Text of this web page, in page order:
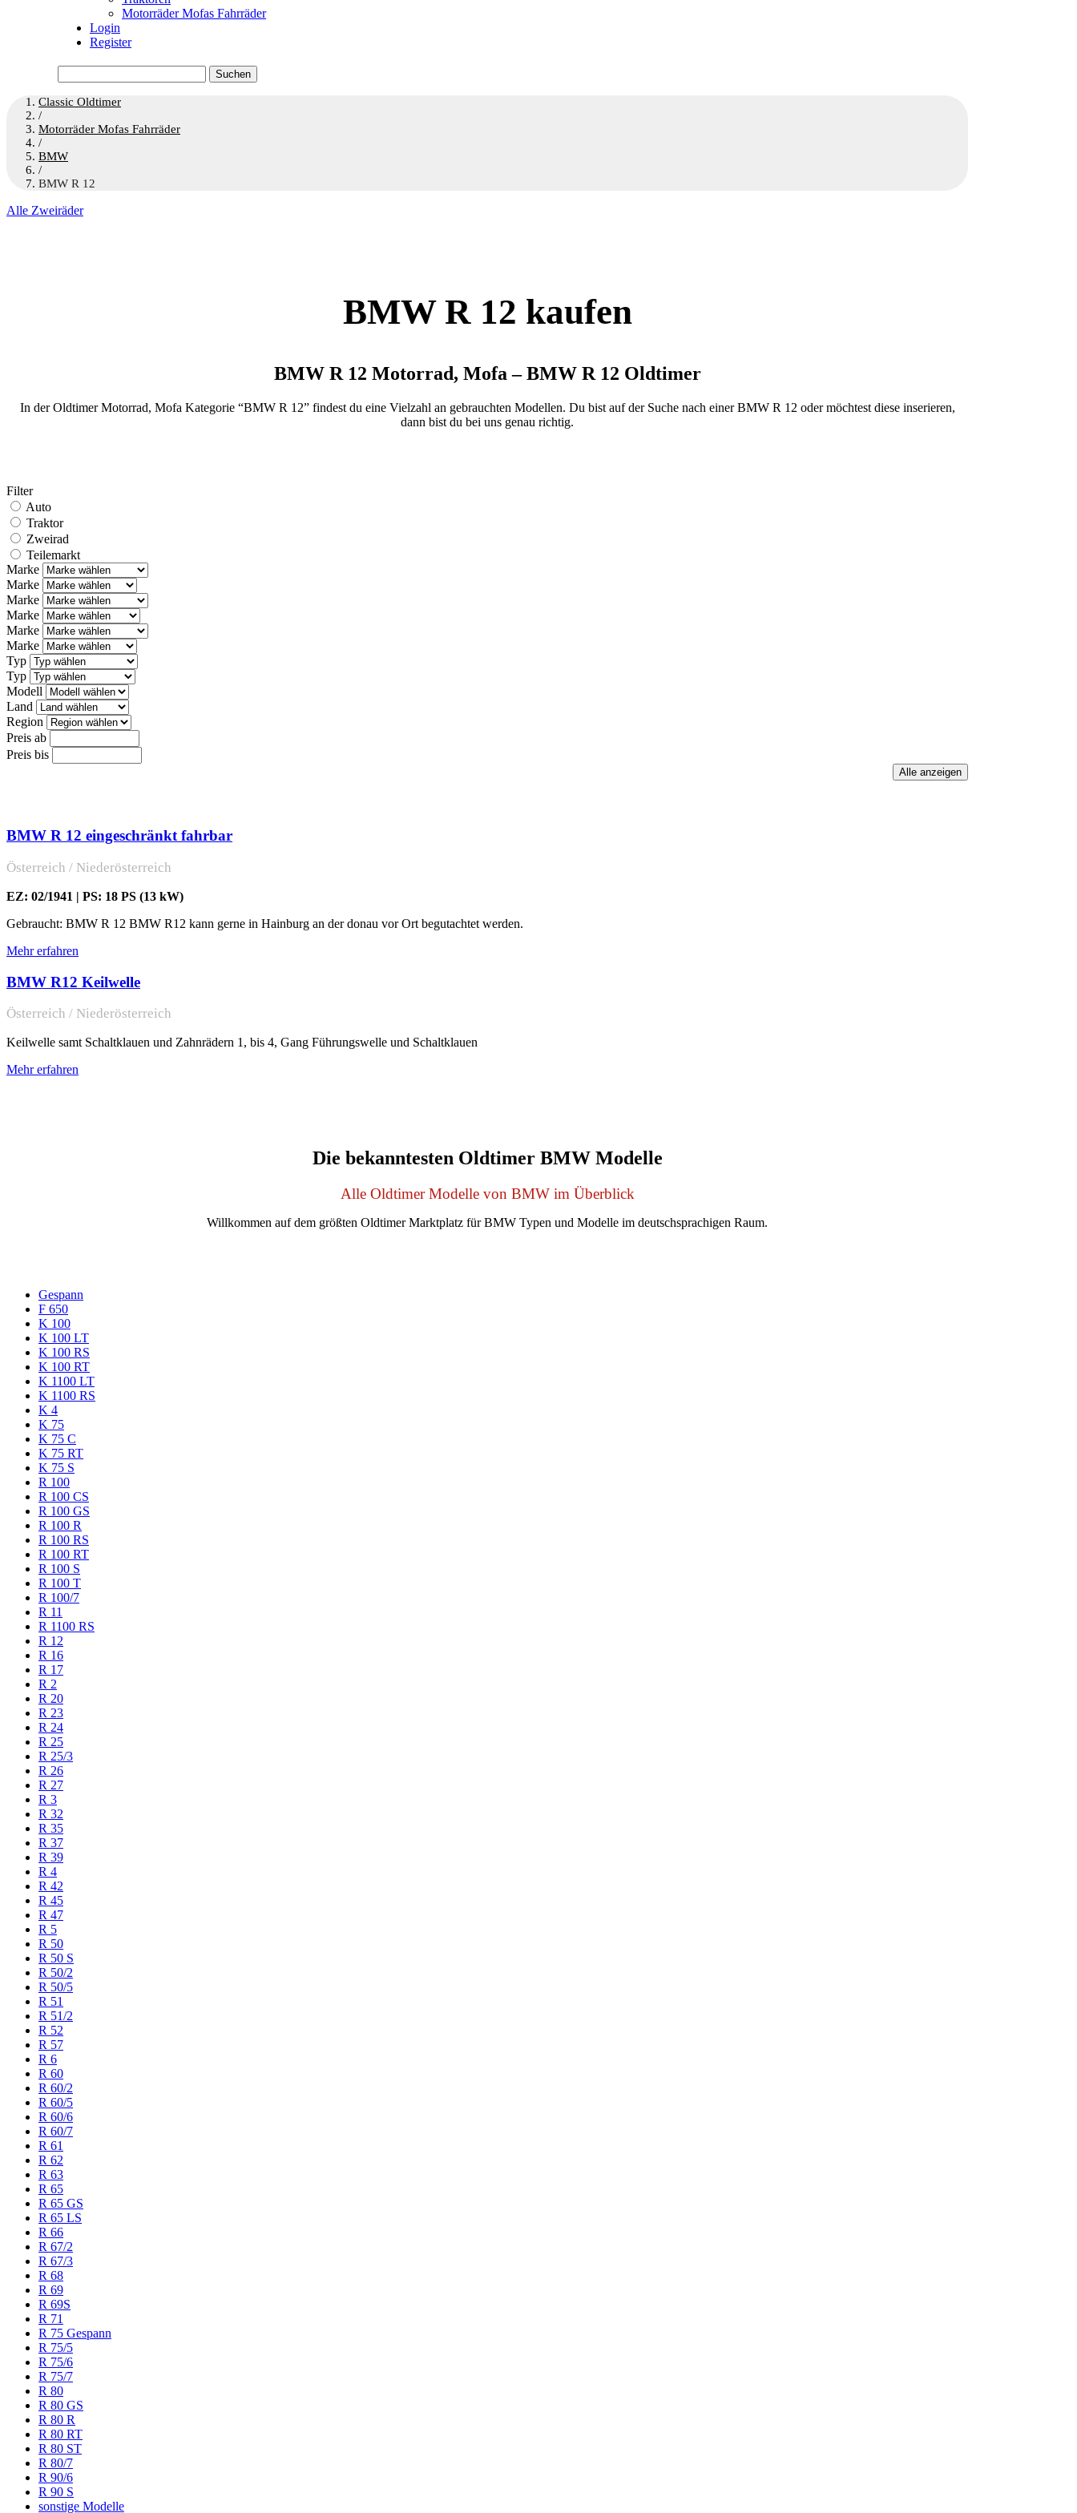
Motorräder Mofas Fahrräder
Login
Register
nach:
Classic Oldtimer
/
Motorräder Mofas Fahrräder
/
BMW
/
BMW R 12
Alle Zweiräder
BMW R 12 kaufen
BMW R 12 Motorrad, Mofa – BMW R 12 Oldtimer
In der Oldtimer Motorrad, Mofa Kategorie “BMW R 12” findest du eine Vielzahl an gebrauchten Modellen. Du bist auf der Suche nach einer BMW R 12 oder möchtest diese inserieren,
dann bist du bei uns genau richtig.
Filter
Auto
Traktor
Zweirad
Teilemarkt
Marke
Marke
Marke
Marke
Marke
Marke
Typ
Typ
Modell
Land
Region
Preis ab
Preis bis
BMW R 12 eingeschränkt fahrbar
Österreich / Niederösterreich
EZ: 02/1941 | PS: 18 PS (13 kW)
Gebraucht: BMW R 12 BMW R12 kann gerne in Hainburg an der donau vor Ort begutachtet werden.
Mehr erfahren
BMW R12 Keilwelle
Österreich / Niederösterreich
Keilwelle samt Schaltklauen und Zahnrädern 1, bis 4, Gang Führungswelle und Schaltklauen
Mehr erfahren
Die bekanntesten Oldtimer BMW Modelle
Alle Oldtimer Modelle von BMW im Überblick
Willkommen auf dem größten Oldtimer Marktplatz für BMW Typen und Modelle im deutschsprachigen Raum.
Gespann
F 650
K 100
K 100 LT
K 100 RS
K 100 RT
K 1100 LT
K 1100 RS
K 4
K 75
K 75 C
K 75 RT
K 75 S
R 100
R 100 CS
R 100 GS
R 100 R
R 100 RS
R 100 RT
R 100 S
R 100 T
R 100/7
R 11
R 1100 RS
R 12
R 16
R 17
R 2
R 20
R 23
R 24
R 25
R 25/3
R 26
R 27
R 3
R 32
R 35
R 37
R 39
R 4
R 42
R 45
R 47
R 5
R 50
R 50 S
R 50/2
R 50/5
R 51
R 51/2
R 52
R 57
R 6
R 60
R 60/2
R 60/5
R 60/6
R 60/7
R 61
R 62
R 63
R 65
R 65 GS
R 65 LS
R 66
R 67/2
R 67/3
R 68
R 69
R 69S
R 71
R 75 Gespann
R 75/5
R 75/6
R 75/7
R 80
R 80 GS
R 80 R
R 80 RT
R 80 ST
R 80/7
R 90/6
R 90 S
sonstige Modelle